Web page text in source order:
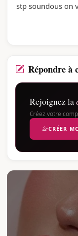
stp soundous on
Répondre à
Rejoignez la
Créez votre
CRÉER